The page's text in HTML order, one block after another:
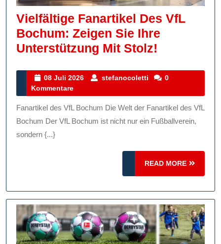
Vielfältige Fanartikel Des VfL
Bochum: Zeigen Sie Ihre
Unterstützung Mit Stolz!
Des
Bochum:
Zeigen
Ihre
Mit
Stolz!
08 Juli 2026
08
2026
stefanocoletti stefanocoletti
0
Kommentare
Fanartikel des VfL Bochum Die Welt der Fanartikel des VfL
Bochum Der VfL Bochum ist nicht nur ein Fußballverein,
sondern {...}
READ MORE
READ
MORE